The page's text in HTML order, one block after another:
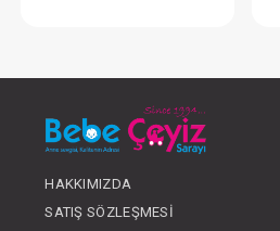
OLUNUZ
HAKKIMIZDA
SATIŞ SÖZLEŞMESI